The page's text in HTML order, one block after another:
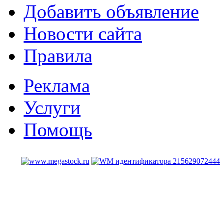
Добавить объявление
Новости сайта
Правила
Реклама
Услуги
Помощь